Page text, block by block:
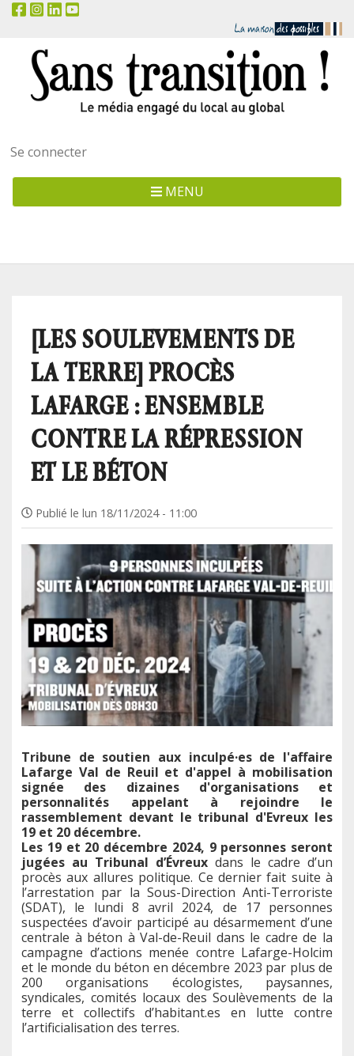
Menu
utilisateur
Se connecter
MENU
[LES SOULEVEMENTS DE
LA TERRE] PROCÈS
LAFARGE : ENSEMBLE
CONTRE LA RÉPRESSION
ET LE BÉTON
Publié le lun 18/11/2024 - 11:00
Tribune de soutien aux inculpé·es de l'affaire
Lafarge Val de Reuil et d'appel à mobilisation
signée des dizaines d'organisations et
personnalités appelant à rejoindre le
rassemblement devant le tribunal d'Evreux les
19 et 20 décembre.
Les 19 et 20 décembre 2024, 9 personnes seront
jugées au Tribunal d’Évreux dans le cadre d’un
procès aux allures politique. Ce dernier fait suite à
l’arrestation par la Sous-Direction Anti-Terroriste
(SDAT), le lundi 8 avril 2024, de 17 personnes
suspectées d’avoir participé au désarmement d’une
centrale à béton à Val-de-Reuil dans le cadre de la
campagne d’actions menée contre Lafarge-Holcim
et le monde du béton en décembre 2023 par plus de
200 organisations écologistes, paysannes,
syndicales, comités locaux des Soulèvements de la
terre et collectifs d’habitant.es en lutte contre
l’artificialisation des terres.